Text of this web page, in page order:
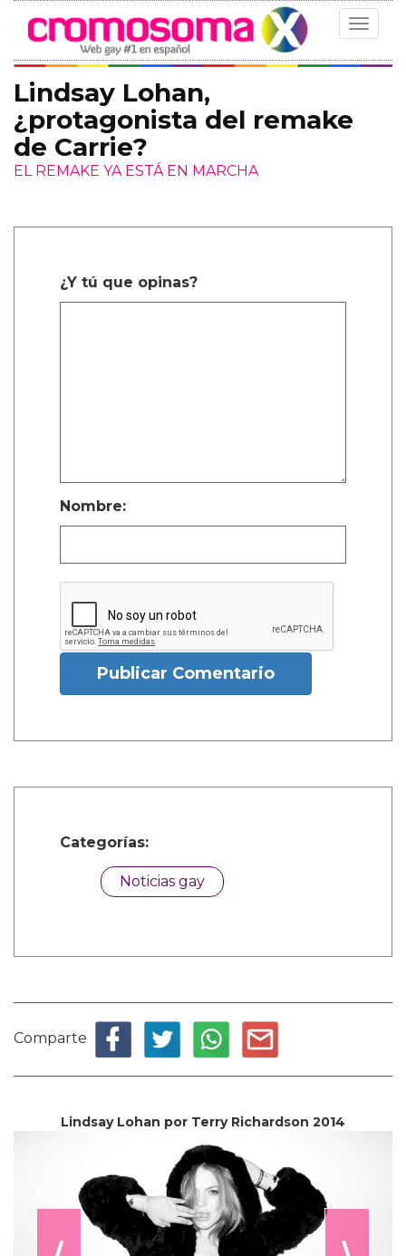
Toggle
Lindsay Lohan,
¿protagonista del remake
de Carrie?
EL REMAKE YA ESTÁ EN MARCHA
¿Y tú que opinas?
Nombre:
Publicar Comentario
Categorías:
Noticias gay
Comparte
Lindsay Lohan por Terry Richardson 2014